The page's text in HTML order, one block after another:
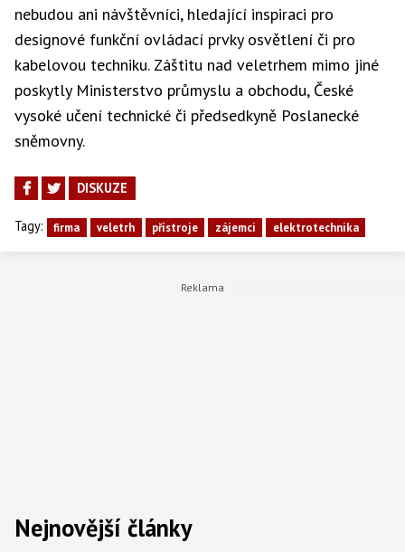
nebudou ani návštěvníci, hledající inspiraci pro
designové funkční ovládací prvky osvětlení či pro
kabelovou techniku. Záštitu nad veletrhem mimo jiné
poskytly Ministerstvo průmyslu a obchodu, České
vysoké učení technické či předsedkyně Poslanecké
sněmovny.
DISKUZE
Tagy: firma veletrh přístroje zájemci elektrotechnika
Nejnovější články